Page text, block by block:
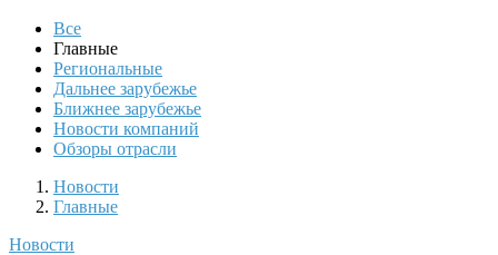
Все
Главные
Региональные
Дальнее зарубежье
Ближнее зарубежье
Новости компаний
Обзоры отрасли
Новости
Разделы
Новости
Главные
Новости